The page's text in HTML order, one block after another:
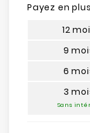
Payez en
12
9
6
3
Sans